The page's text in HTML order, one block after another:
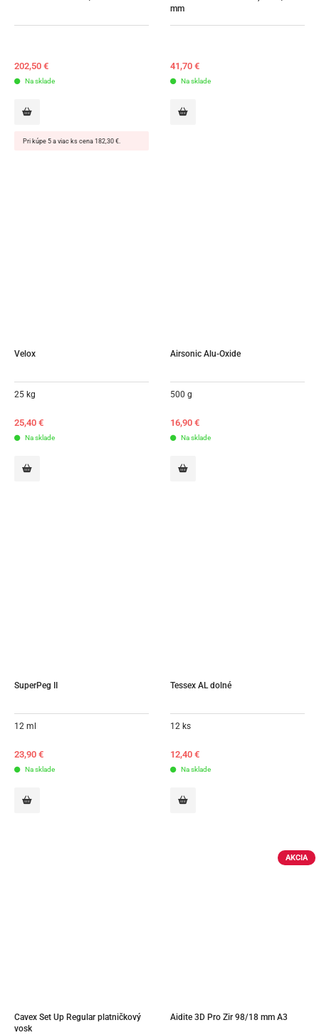
202,50 €
Na sklade
Pri kúpe 5 a viac ks cena 182,30 €.
mm
41,70 €
Na sklade
Velox
25 kg
25,40 €
Na sklade
Airsonic Alu-Oxide
500 g
16,90 €
Na sklade
SuperPeg II
12 ml
23,90 €
Na sklade
Tessex AL dolné
12 ks
12,40 €
Na sklade
Cavex Set Up Regular platničkový
vosk
AKCIA
Aidite 3D Pro Zir 98/18 mm A3